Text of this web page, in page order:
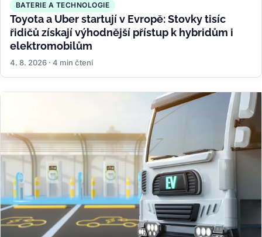
BATERIE A TECHNOLOGIE
Toyota a Uber startují v Evropě: Stovky tisíc
řidičů získají výhodnější přístup k hybridům i
elektromobilům
4. 8. 2026 · 4 min čtení